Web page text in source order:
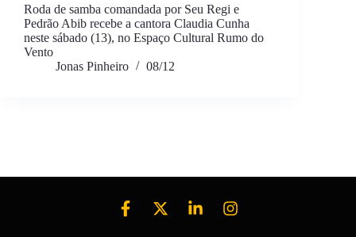
Roda de samba comandada por Seu Regi e
Pedrão Abib recebe a cantora Claudia Cunha
neste sábado (13), no Espaço Cultural Rumo do
Vento
Jonas Pinheiro
08/12